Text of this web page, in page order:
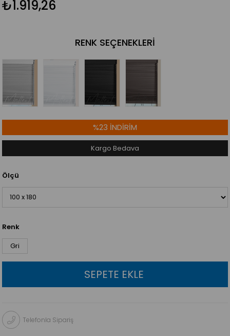
₺1.919,26
RENK SEÇENEKLERI
%23 İNDIRIM
Kargo Bedava
Ölçü
Renk
Gri
Telefonla Sipariş